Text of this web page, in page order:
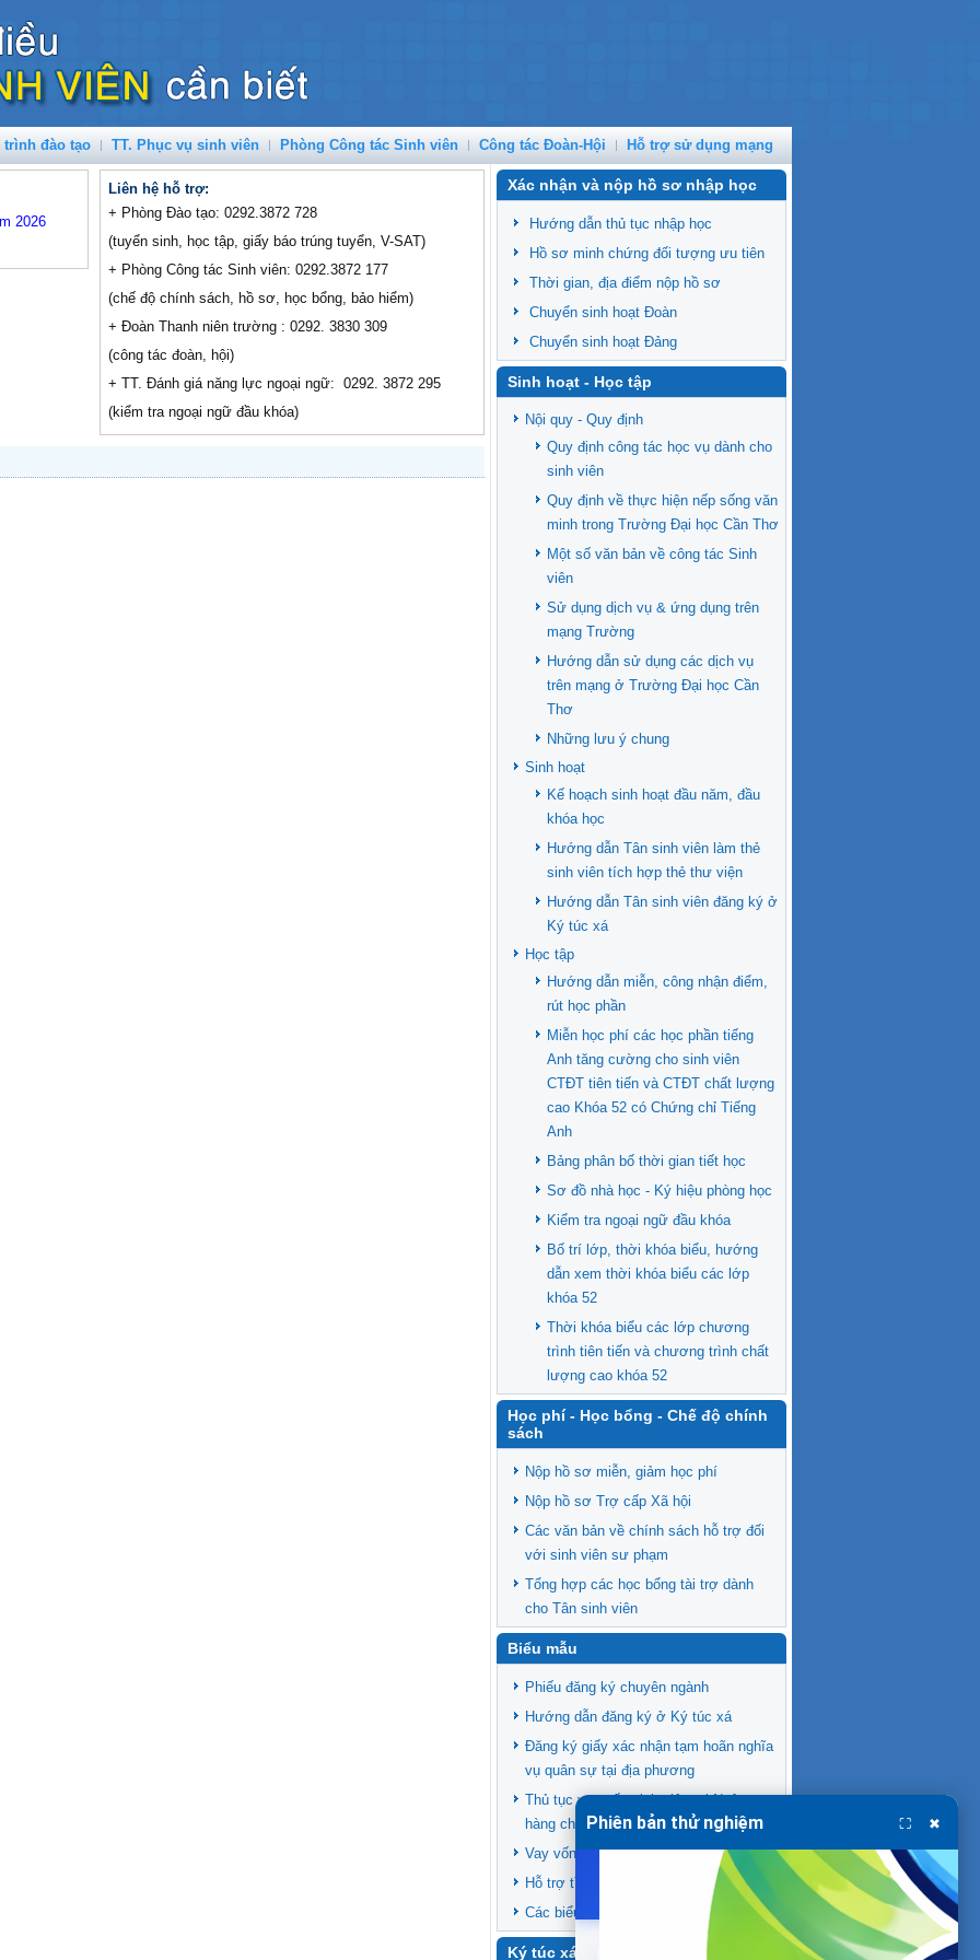
Phiên bản thử nghiệm ⛶ ✖
đào tạo TT. Phục vụ sinh viên Phòng Công tác Sinh viên Công tác Đoàn-Hội Hỗ trợ sử dụng mạng
2026
Liên hệ hỗ trợ:
+ Phòng Đào tạo: 0292.3872 728
(tuyển sinh, học tập, giấy báo trúng tuyển, V-SAT)
+ Phòng Công tác Sinh viên: 0292.3872 177
(chế độ chính sách, hồ sơ, học bổng, bảo hiểm)
+ Đoàn Thanh niên trường : 0292. 3830 309
(công tác đoàn, hội)
+ TT. Đánh giá năng lực ngoại ngữ: 0292. 3872 295
(kiểm tra ngoại ngữ đầu khóa)
Xác nhận và nộp hồ sơ nhập học
Hướng dẫn thủ tục nhập học
Hồ sơ minh chứng đối tượng ưu tiên
Thời gian, địa điểm nộp hồ sơ
Chuyển sinh hoạt Đoàn
Chuyển sinh hoạt Đảng
Sinh hoạt - Học tập
Nội quy - Quy định
Quy định công tác học vụ dành cho
sinh viên
Quy định về thực hiện nếp sống văn
minh trong Trường Đại học Cần Thơ
Một số văn bản về công tác Sinh
viên
Sử dụng dịch vụ & ứng dụng trên
mạng Trường
Hướng dẫn sử dụng các dịch vụ
trên mạng ở Trường Đại học Cần
Thơ
Những lưu ý chung
Sinh hoạt
Kế hoạch sinh hoạt đầu năm, đầu
khóa học
Hướng dẫn Tân sinh viên làm thẻ
sinh viên tích hợp thẻ thư viện
Hướng dẫn Tân sinh viên đăng ký ở
Ký túc xá
Học tập
Hướng dẫn miễn, công nhận điểm,
rút học phần
Miễn học phí các học phần tiếng
Anh tăng cường cho sinh viên
CTĐT tiên tiến và CTĐT chất lượng
cao Khóa 52 có Chứng chỉ Tiếng
Anh
Bảng phân bố thời gian tiết học
Sơ đồ nhà học - Ký hiệu phòng học
Kiểm tra ngoại ngữ đầu khóa
Bố trí lớp, thời khóa biểu, hướng
dẫn xem thời khóa biểu các lớp
khóa 52
Thời khóa biểu các lớp chương
trình tiên tiến và chương trình chất
lượng cao khóa 52
Học phí - Học bổng - Chế độ chính
sách
Nộp hồ sơ miễn, giảm học phí
Nộp hồ sơ Trợ cấp Xã hội
Các văn bản về chính sách hỗ trợ đối
với sinh viên sư phạm
Tổng hợp các học bổng tài trợ dành
cho Tân sinh viên
Biểu mẫu
Phiếu đăng ký chuyên ngành
Hướng dẫn đăng ký ở Ký túc xá
Đăng ký giấy xác nhận tạm hoãn nghĩa
vụ quân sự tại địa phương
Thủ tục vay vốn sinh viên tại Ngân
hàng chính sách xã hội
Vay vốn đóng học phí ViettinBank
Hỗ trợ tìm nhà trọ
Các biểu mẫu khác
Ký túc xá ĐHCT